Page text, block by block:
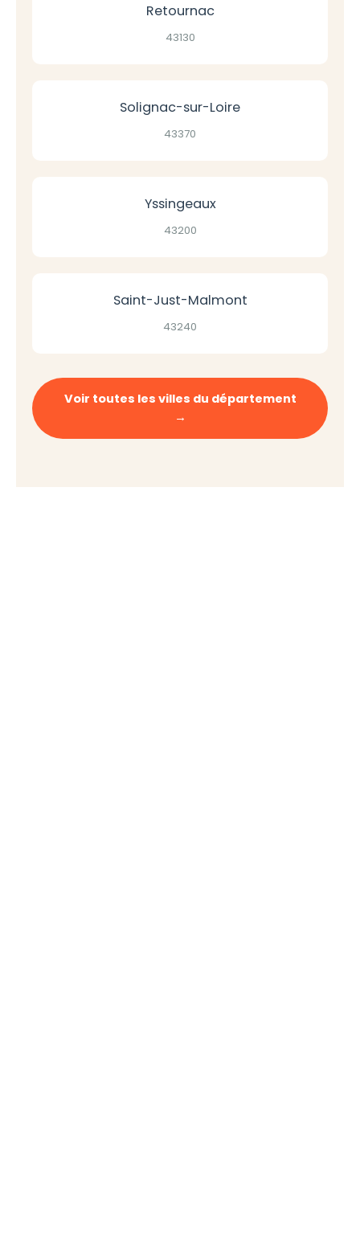
Retournac
43130
Solignac-sur-Loire
43370
Yssingeaux
43200
Saint-Just-Malmont
43240
Voir toutes les villes du département
→